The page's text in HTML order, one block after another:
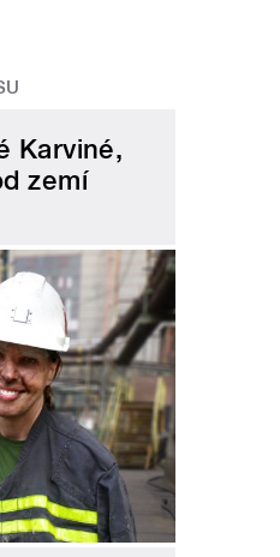
Karviné,
zemí